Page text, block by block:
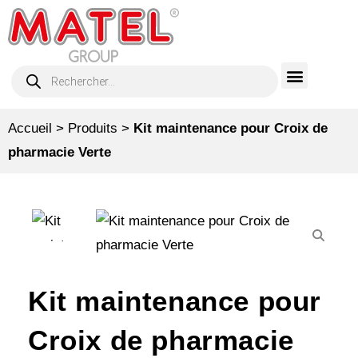
Accueil > Produits > Kit maintenance pour Croix de
pharmacie Verte
Kit maintenance pour
Croix de pharmacie